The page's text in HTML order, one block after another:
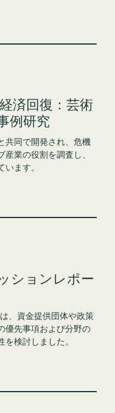
済回復：芸術
例研究
共同で開発され、危機
業の役割を調査し、
ます。
ションレポー
、資金提供団体や政策
優先事項および分野の
検討しました。